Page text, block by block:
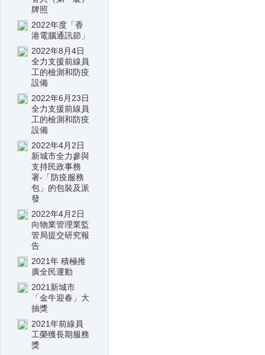
牌照
2022年度「香
港電腦通訊節」
2022年8月4日
全力支援前線員
工的檢測和防疫
設備
2022年6月23日
全力支援前線員
工的檢測和防疫
設備
2022年4月2日
新城市全力參與
支持民政事務
署-「防疫服務
包」的包裝及派
發
2022年4月2日
向物業管理業監
管局提交研究報
告
2021年 積極推
廣全民運動
2021新城市
「金牛迎春」大
抽獎
2021年前線員
工榮獲長期服務
獎